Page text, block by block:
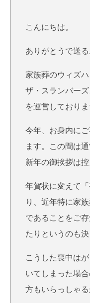
こんにちは。
ありがとうで送
家族葬のウィズ
ザ・スランバー
を運営しており
今年、お身内に
ます。この間は
新年の御挨拶は
年賀状に変えて
り、近年特に家
であることをご
たりというのも
こうした喪中は
いてしまった場
方もいらっしゃる